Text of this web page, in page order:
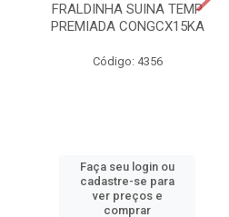
FRALDINHA SUINA TEMP
PREMIADA CONGCX15KA
Código: 4356
Faça seu login ou
cadastre-se para
ver preços e
comprar